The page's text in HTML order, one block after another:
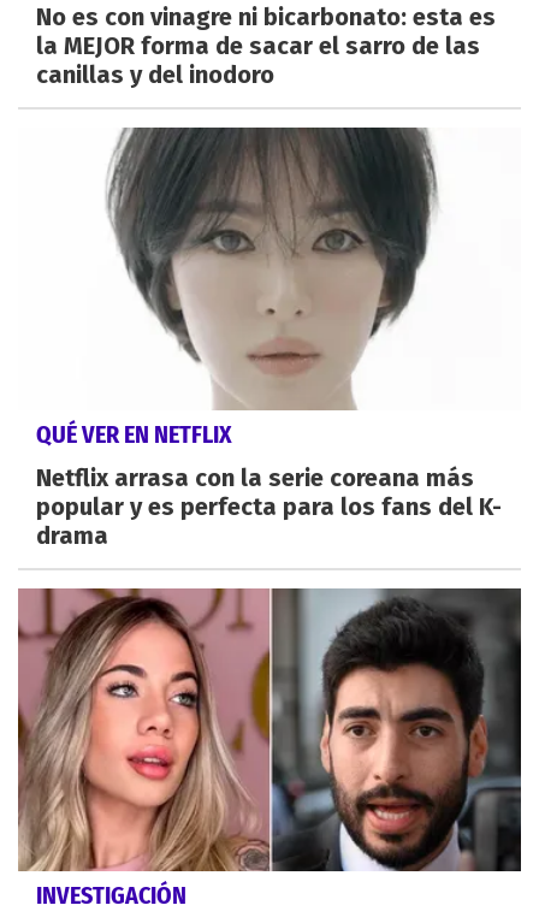
No es con vinagre ni bicarbonato: esta es
la MEJOR forma de sacar el sarro de las
canillas y del inodoro
QUÉ VER EN NETFLIX
Netflix arrasa con la serie coreana más
popular y es perfecta para los fans del K-
drama
INVESTIGACIÓN